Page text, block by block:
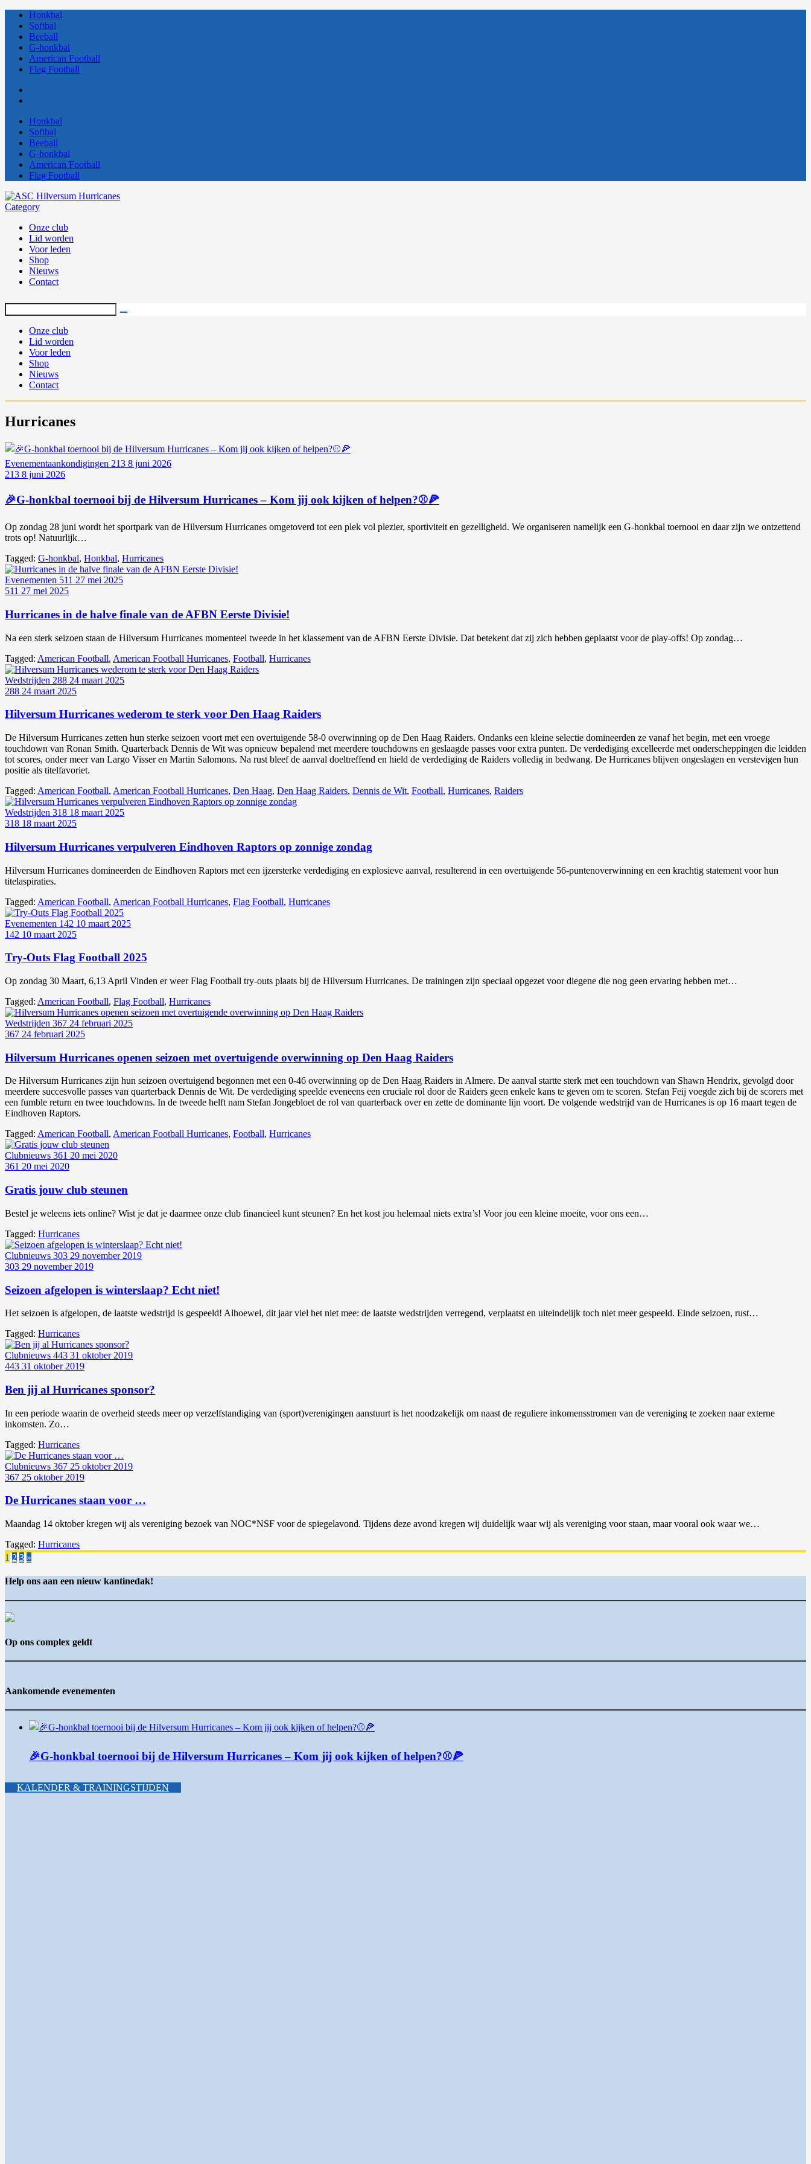
Honkbal
Softbal
Beeball
G-honkbal
American Football
Flag Football
Honkbal
Softbal
Beeball
G-honkbal
American Football
Flag Football
Category
Onze club
Lid worden
Voor leden
Shop
Nieuws
Contact
Onze club
Lid worden
Voor leden
Shop
Nieuws
Contact
Hurricanes
Evenementaankondigingen 213 8 juni 2026
213 8 juni 2026
🎉G-honkbal toernooi bij de Hilversum Hurricanes – Kom jij ook kijken of helpen?⚾🍕
Op zondag 28 juni wordt het sportpark van de Hilversum Hurricanes omgetoverd tot een plek vol plezier, sportiviteit en gezelligheid. We organiseren namelijk een G-honkbal toernooi en daar zijn we ontzettend
trots op! Natuurlijk…
Tagged: G-honkbal, Honkbal, Hurricanes
Evenementen 511 27 mei 2025
511 27 mei 2025
Hurricanes in de halve finale van de AFBN Eerste Divisie!
Na een sterk seizoen staan de Hilversum Hurricanes momenteel tweede in het klassement van de AFBN Eerste Divisie. Dat betekent dat zij zich hebben geplaatst voor de play-offs! Op zondag…
Tagged: American Football, American Football Hurricanes, Football, Hurricanes
Wedstrijden 288 24 maart 2025
288 24 maart 2025
Hilversum Hurricanes wederom te sterk voor Den Haag Raiders
De Hilversum Hurricanes zetten hun sterke seizoen voort met een overtuigende 58-0 overwinning op de Den Haag Raiders. Ondanks een kleine selectie domineerden ze vanaf het begin, met een vroege
touchdown van Ronan Smith. Quarterback Dennis de Wit was opnieuw bepalend met meerdere touchdowns en geslaagde passes voor extra punten. De verdediging excelleerde met onderscheppingen die leidden
tot scores, onder meer van Largo Visser en Martin Salomons. Na rust bleef de aanval doeltreffend en hield de verdediging de Raiders volledig in bedwang. De Hurricanes blijven ongeslagen en verstevigen hun
positie als titelfavoriet.
Tagged: American Football, American Football Hurricanes, Den Haag, Den Haag Raiders, Dennis de Wit, Football, Hurricanes, Raiders
Wedstrijden 318 18 maart 2025
318 18 maart 2025
Hilversum Hurricanes verpulveren Eindhoven Raptors op zonnige zondag
Hilversum Hurricanes domineerden de Eindhoven Raptors met een ijzersterke verdediging en explosieve aanval, resulterend in een overtuigende 56-puntenoverwinning en een krachtig statement voor hun
titelaspiraties.
Tagged: American Football, American Football Hurricanes, Flag Football, Hurricanes
Evenementen 142 10 maart 2025
142 10 maart 2025
Try-Outs Flag Football 2025
Op zondag 30 Maart, 6,13 April Vinden er weer Flag Football try-outs plaats bij de Hilversum Hurricanes. De trainingen zijn speciaal opgezet voor diegene die nog geen ervaring hebben met…
Tagged: American Football, Flag Football, Hurricanes
Wedstrijden 367 24 februari 2025
367 24 februari 2025
Hilversum Hurricanes openen seizoen met overtuigende overwinning op Den Haag Raiders
De Hilversum Hurricanes zijn hun seizoen overtuigend begonnen met een 0-46 overwinning op de Den Haag Raiders in Almere. De aanval startte sterk met een touchdown van Shawn Hendrix, gevolgd door
meerdere succesvolle passes van quarterback Dennis de Wit. De verdediging speelde eveneens een cruciale rol door de Raiders geen enkele kans te geven om te scoren. Stefan Feij voegde zich bij de scorers met
een fumble return en twee touchdowns. In de tweede helft nam Stefan Jongebloet de rol van quarterback over en zette de dominante lijn voort. De volgende wedstrijd van de Hurricanes is op 16 maart tegen de
Eindhoven Raptors.
Tagged: American Football, American Football Hurricanes, Football, Hurricanes
Clubnieuws 361 20 mei 2020
361 20 mei 2020
Gratis jouw club steunen
Bestel je weleens iets online? Wist je dat je daarmee onze club financieel kunt steunen? En het kost jou helemaal niets extra’s! Voor jou een kleine moeite, voor ons een…
Tagged: Hurricanes
Clubnieuws 303 29 november 2019
303 29 november 2019
Seizoen afgelopen is winterslaap? Echt niet!
Het seizoen is afgelopen, de laatste wedstrijd is gespeeld! Alhoewel, dit jaar viel het niet mee: de laatste wedstrijden verregend, verplaatst en uiteindelijk toch niet meer gespeeld. Einde seizoen, rust…
Tagged: Hurricanes
Clubnieuws 443 31 oktober 2019
443 31 oktober 2019
Ben jij al Hurricanes sponsor?
In een periode waarin de overheid steeds meer op verzelfstandiging van (sport)verenigingen aanstuurt is het noodzakelijk om naast de reguliere inkomensstromen van de vereniging te zoeken naar externe
inkomsten. Zo…
Tagged: Hurricanes
Clubnieuws 367 25 oktober 2019
367 25 oktober 2019
De Hurricanes staan voor …
Maandag 14 oktober kregen wij als vereniging bezoek van NOC*NSF voor de spiegelavond. Tijdens deze avond kregen wij duidelijk waar wij als vereniging voor staan, maar vooral ook waar we…
Tagged: Hurricanes
1 2 3 »
Help ons aan een nieuw kantinedak!
Op ons complex geldt
Aankomende evenementen
🎉G-honkbal toernooi bij de Hilversum Hurricanes – Kom jij ook kijken of helpen?⚾🍕
KALENDER & TRAININGSTIJDEN